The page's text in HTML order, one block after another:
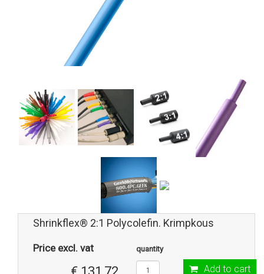
Shrinkflex® 2:1 Polycolefin. Krimpkous
Price excl. vat quantity
Add to cart